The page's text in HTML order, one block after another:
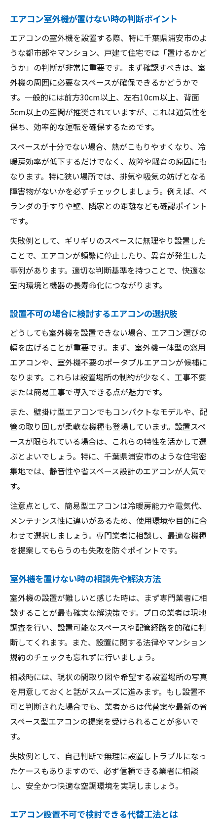
エアコン室外機が置けない時の判断ポイント
エアコンの室外機を設置する際、特に千葉県浦安市のよ
うな都市部やマンション、戸建て住宅では「置けるかど
うか」の判断が非常に重要です。まず確認すべきは、室
外機の周囲に必要なスペースが確保できるかどうかで
す。一般的には前方30cm以上、左右10cm以上、背面
5cm以上の空間が推奨されていますが、これは通気性を
保ち、効率的な運転を確保するためです。
スペースが十分でない場合、熱がこもりやすくなり、冷
暖房効率が低下するだけでなく、故障や騒音の原因にも
なります。特に狭い場所では、排気や吸気の妨げとなる
障害物がないかを必ずチェックしましょう。例えば、ベ
ランダの手すりや壁、隣家との距離なども確認ポイント
です。
失敗例として、ギリギリのスペースに無理やり設置した
ことで、エアコンが頻繁に停止したり、異音が発生した
事例があります。適切な判断基準を持つことで、快適な
室内環境と機器の長寿命化につながります。
設置不可の場合に検討するエアコンの選択肢
どうしても室外機を設置できない場合、エアコン選びの
幅を広げることが重要です。まず、室外機一体型の窓用
エアコンや、室外機不要のポータブルエアコンが候補に
なります。これらは設置場所の制約が少なく、工事不要
または簡易工事で導入できる点が魅力です。
また、壁掛け型エアコンでもコンパクトなモデルや、配
管の取り回しが柔軟な機種も登場しています。設置スペ
ースが限られている場合は、これらの特性を活かして選
ぶとよいでしょう。特に、千葉県浦安市のような住宅密
集地では、静音性や省スペース設計のエアコンが人気で
す。
注意点として、簡易型エアコンは冷暖房能力や電気代、
メンテナンス性に違いがあるため、使用環境や目的に合
わせて選択しましょう。専門業者に相談し、最適な機種
を提案してもらうのも失敗を防ぐポイントです。
室外機を置けない時の相談先や解決方法
室外機の設置が難しいと感じた時は、まず専門業者に相
談することが最も確実な解決策です。プロの業者は現地
調査を行い、設置可能なスペースや配管経路を的確に判
断してくれます。また、設置に関する法律やマンション
規約のチェックも忘れずに行いましょう。
相談時には、現状の間取り図や希望する設置場所の写真
を用意しておくと話がスムーズに進みます。もし設置不
可と判断された場合でも、業者からは代替案や最新の省
スペース型エアコンの提案を受けられることが多いで
す。
失敗例として、自己判断で無理に設置しトラブルになっ
たケースもありますので、必ず信頼できる業者に相談
し、安全かつ快適な空調環境を実現しましょう。
エアコン設置不可で検討できる代替工法とは